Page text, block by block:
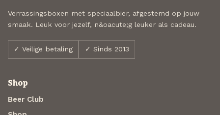
Verrassingsboxen met speciaalbier, afgestemd op jouw
smaak. Leuk voor jezelf, n&oacute;g leuker als cadeau.
✓ Veilige betaling ✓ Sinds 2013
Shop
Beer Club